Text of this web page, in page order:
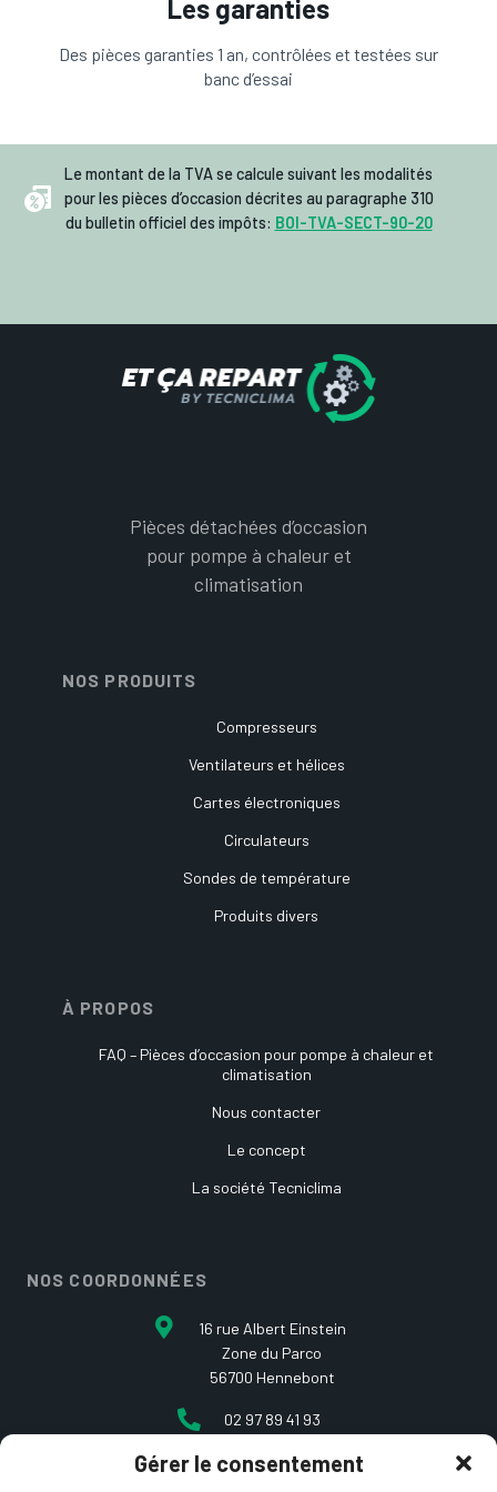
Gérer le consentement
Les garanties
Des pièces garanties 1 an, contrôlées et testées sur
banc d’essai
Le montant de la TVA se calcule suivant les modalités
pour les pièces d’occasion décrites au paragraphe 310
du bulletin officiel des impôts: BOI-TVA-SECT-90-20
Pièces détachées d’occasion
pour pompe à chaleur et
climatisation
NOS PRODUITS
Compresseurs
Ventilateurs et hélices
Cartes électroniques
Circulateurs
Sondes de température
Produits divers
À PROPOS
FAQ – Pièces d’occasion pour pompe à chaleur et
climatisation
Nous contacter
Le concept
La société Tecniclima
NOS COORDONNÉES
16 rue Albert Einstein
Zone du Parco
56700 Hennebont
02 97 89 41 93
contact@etcarepart.com